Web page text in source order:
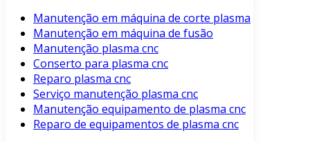
Manutenção em máquina de corte plasma
Manutenção em máquina de fusão
Manutenção plasma cnc
Conserto para plasma cnc
Reparo plasma cnc
Serviço manutenção plasma cnc
Manutenção equipamento de plasma cnc
Reparo de equipamentos de plasma cnc